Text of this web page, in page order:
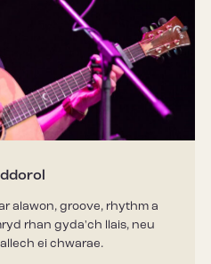
alawon, groove, rhythm a
rhan gyda'ch llais, neu
ei chwarae.